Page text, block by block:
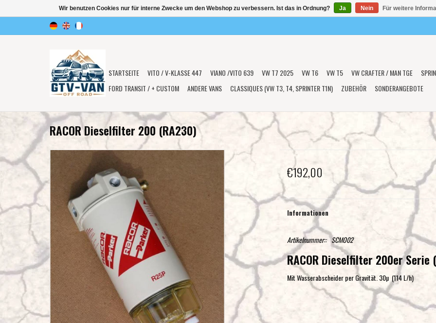
STARTSEITE VITO / V-KLASSE 447 VIANO /VITO 639 VW T7 2025 VW T6 VW T5 VW CRAFTER / MAN TGE
FORD TRANSIT / + CUSTOM
ANDERE VANS CLASSIQUES (VW T3, T4, SPRINTER T1N) ZUBEHÖR SONDERANGEBOTE
RACOR Dieselfilter 200 (RA230)
€192,00
Informationen
Artikelnummer:: SCMO02
RACOR Dieselfilter 200er Serie
Mit Wasserabscheider per Gravität. 30µ (114 L/h)
Wir benutzen Cookies nur für interne Zwecke um den Webshop zu verbessern. Ist das in Ordnung? Ja Nein Für weitere